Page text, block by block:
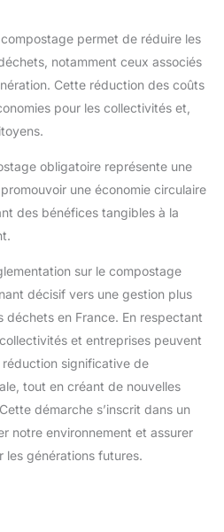
permet de réduire les
notamment ceux associés
Cette réduction des coûts
pour les collectivités et,
obligatoire représente une
une économie circulaire
des bénéfices tangibles à la
sur le compostage
décisif vers une gestion plus
déchets en France. En respectant
et entreprises peuvent
significative de
tout en créant de nouvelles
démarche s’inscrit dans un
notre environnement et assurer
les générations futures.